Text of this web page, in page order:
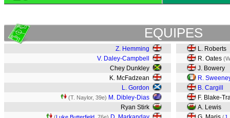
EQUIPES
Z. Hemming
V. Daley-Campbell
Chey Dunkley
K. McFadzean
L. Gordon
(T. Naylor, 39e) M. Dibley-Dias
Ryan Stirk
L. Roberts
R. Oates
J. Bowery
R.
B. Cargill
F. Blake-
A. Lewis